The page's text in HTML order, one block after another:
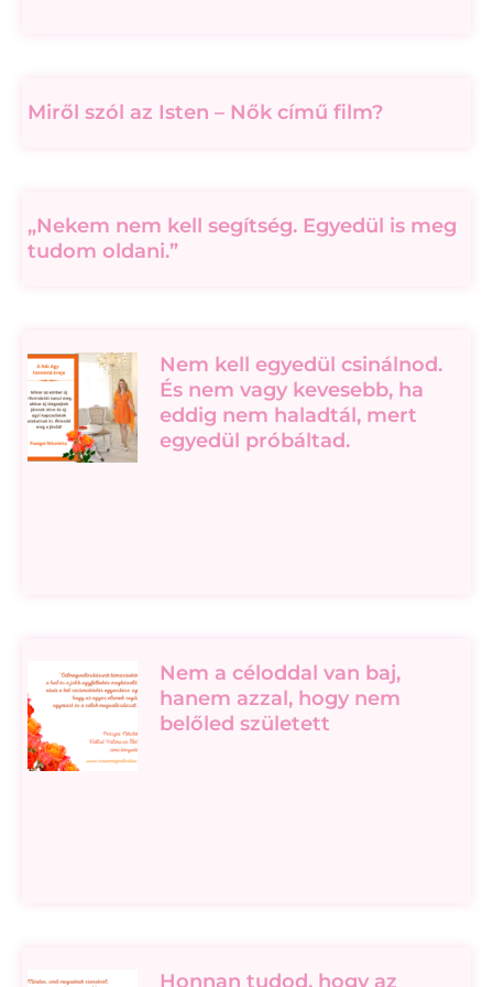
Miről szól az Isten – Nők című film?
„Nekem nem kell segítség. Egyedül is meg
tudom oldani.”
Nem kell egyedül csinálnod.
És nem vagy kevesebb, ha
eddig nem haladtál, mert
egyedül próbáltad.
Nem a céloddal van baj,
hanem azzal, hogy nem
belőled született
Honnan tudod, hogy az